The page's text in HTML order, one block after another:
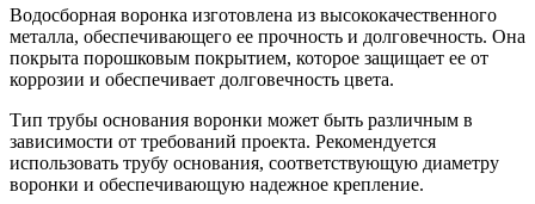
Водосборная воронка изготовлена из высококачественного
металла, обеспечивающего ее прочность и долговечность. Она
покрыта порошковым покрытием, которое защищает ее от
коррозии и обеспечивает долговечность цвета.
Тип трубы основания воронки может быть различным в
зависимости от требований проекта. Рекомендуется
использовать трубу основания, соответствующую диаметру
воронки и обеспечивающую надежное крепление.